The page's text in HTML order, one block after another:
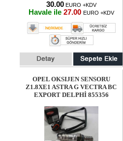
30.00 EURO +KDV
Havale ile 27.00 EURO +KDV
OPEL OKSIJEN SENSORU
Z1.8XE1 ASTRA G VECTRA BC
EXPORT DELPHİ 855356